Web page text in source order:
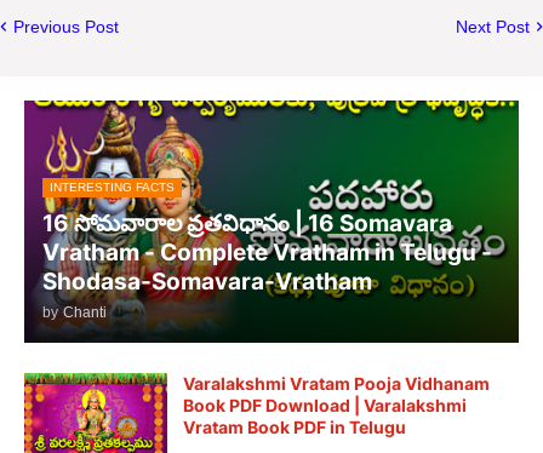
Previous Post Next Post
INTERESTING FACTS
16 సోమవారాల వ్రతవిధానం | 16 Somavara
Vratham - Complete Vratham in Telugu -
Shodasa-Somavara-Vratham
by Chanti
Varalakshmi Vratam Pooja Vidhanam
Book PDF Download | Varalakshmi
Vratam Book PDF in Telugu